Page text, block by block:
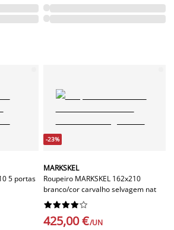
5 portas
-23%
MARKSKEL
Roupeiro MARKSKEL 162x210
branco/cor carvalho selvagem nat






425,00 €/UN